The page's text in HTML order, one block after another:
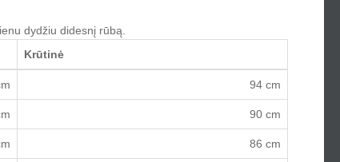
dydžiu didesnį rūbą.
Krūtinė
94 cm
90 cm
86 cm